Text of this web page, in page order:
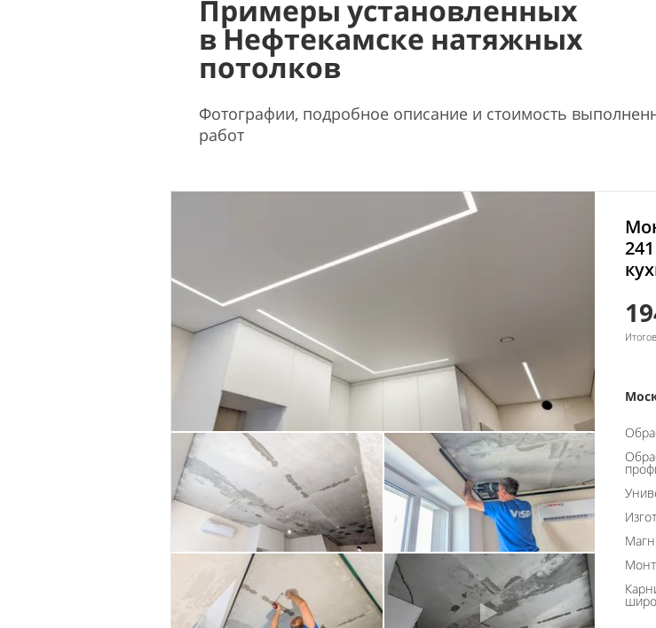
Примеры установленных
в Нефтекамске натяжных
потолков
Фотографии, подробное описание и стоимость
работ